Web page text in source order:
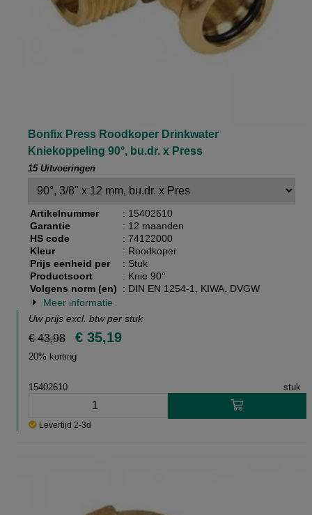
Bonfix Press Roodkoper Drinkwater
Kniekoppeling 90°, bu.dr. x Press
15 Uitvoeringen
Artikelnummer
: 15402610
Garantie
: 12 maanden
HS code
: 74122000
Kleur
: Roodkoper
Prijs eenheid per
: Stuk
Productsoort
: Knie 90°
Volgens norm (en)
: DIN EN 1254-1, KIWA, DVGW
Meer informatie
Uw prijs excl. btw per stuk
€ 43,98 € 35,19
20% korting
15402610 stuk
Levertijd 2-3d